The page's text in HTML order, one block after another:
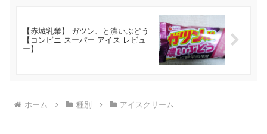
【赤城乳業】 ガツン、と濃いぶどう
【コンビニ スーパー アイス レビュ
ー】
ホーム 種別 アイスクリーム